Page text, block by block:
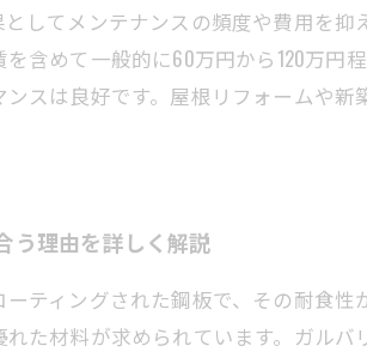
してメンテナンスの頻度や費用を
含めて一般的に60万円から120万円
スは良好です。屋根リフォームや
う理由を詳しく解説
ティングされた鋼板で、その耐食
た材料が求められています。ガル